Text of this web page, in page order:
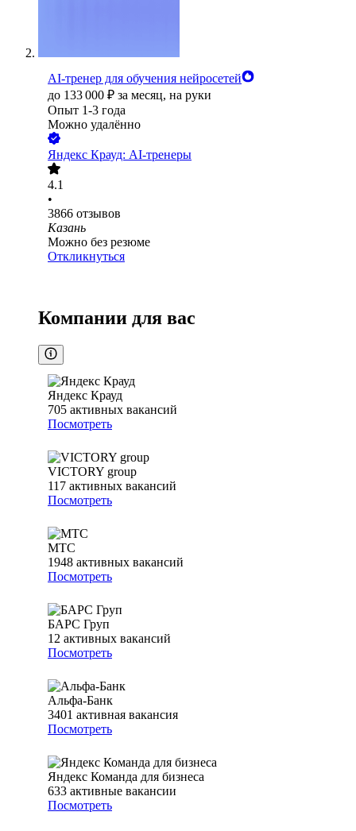
AI-тренер для обучения нейросетей
до 133 000 ₽ за месяц, на руки
Опыт 1-3 года
Можно удалённо
Яндекс Крауд: AI-тренеры
4.1
•
3866 отзывов
Казань
Можно без резюме
Откликнуться
Компании для вас
Яндекс Крауд
705 активных вакансий
Посмотреть
VICTORY group
117 активных вакансий
Посмотреть
МТС
1948 активных вакансий
Посмотреть
БАРС Груп
12 активных вакансий
Посмотреть
Альфа-Банк
3401 активная вакансия
Посмотреть
Яндекс Команда для бизнеса
633 активные вакансии
Посмотреть